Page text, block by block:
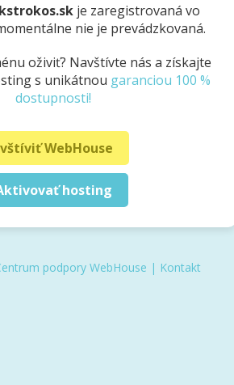
je zaregistrovaná vo
nie je prevádzkovaná.
oživiť? Navštívte nás a získajte
s unikátnou garanciou 100 %
dostupnosti!
WebHouse
hosting
podpory WebHouse | Kontakt